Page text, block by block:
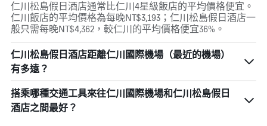
仁川松島假日酒店通常比仁川4星級飯店的平均價格便宜。
仁川飯店的平均價格為每晚NT$3,193；仁川松島假日酒店一
般只需每晚NT$4,362，較仁川的平均價格便宜36%。
仁川松島假日酒店距離仁川國際機場（最近的機場）
有多遠？
搭乘哪種交通工具來往仁川國際機場和仁川松島假日
酒店之間最好？